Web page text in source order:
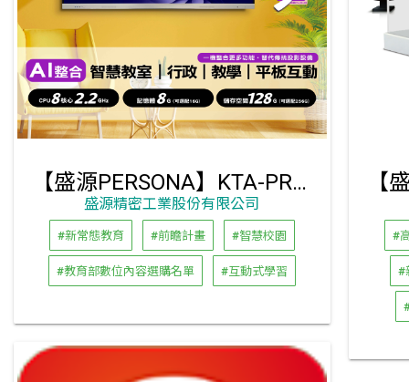
【盛源PERSONA】KTA-PRO-FULL 系列多點觸控螢幕
盛源精密工業股份有限公司
#新常態教育 #前瞻計畫 #智慧校園
#教育部數位內容選購名單 #互動式學習
#
#